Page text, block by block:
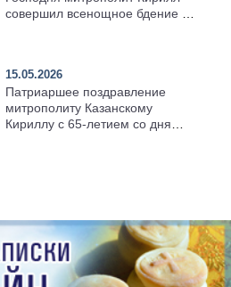
совершил всенощное бдение в
15.05.2026
Патриаршее поздравление
митрополиту Казанскому
Кириллу с 65-летием со дня